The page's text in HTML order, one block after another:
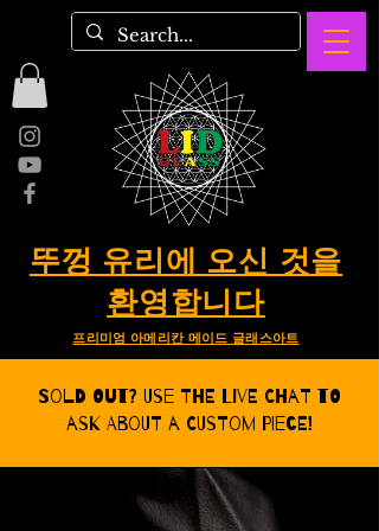
뚜껑 유리에 오신 것을
환영합니다
프리미엄 아메리칸 메이드 글래스아트
Sold Out? Use the Live CHat to
ask about a Custom Piece!